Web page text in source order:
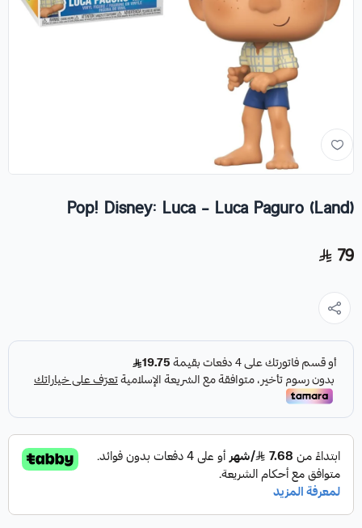
Pop! Disney: Luca - Luca Paguro (Land)
79